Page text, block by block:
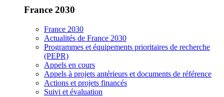
France 2030
France 2030
Actualités de France 2030
Programmes et équipements prioritaires de recherche
(PEPR)
Appels en cours
Appels à projets antérieurs et documents de référence
Actions et projets financés
Suivi et évaluation